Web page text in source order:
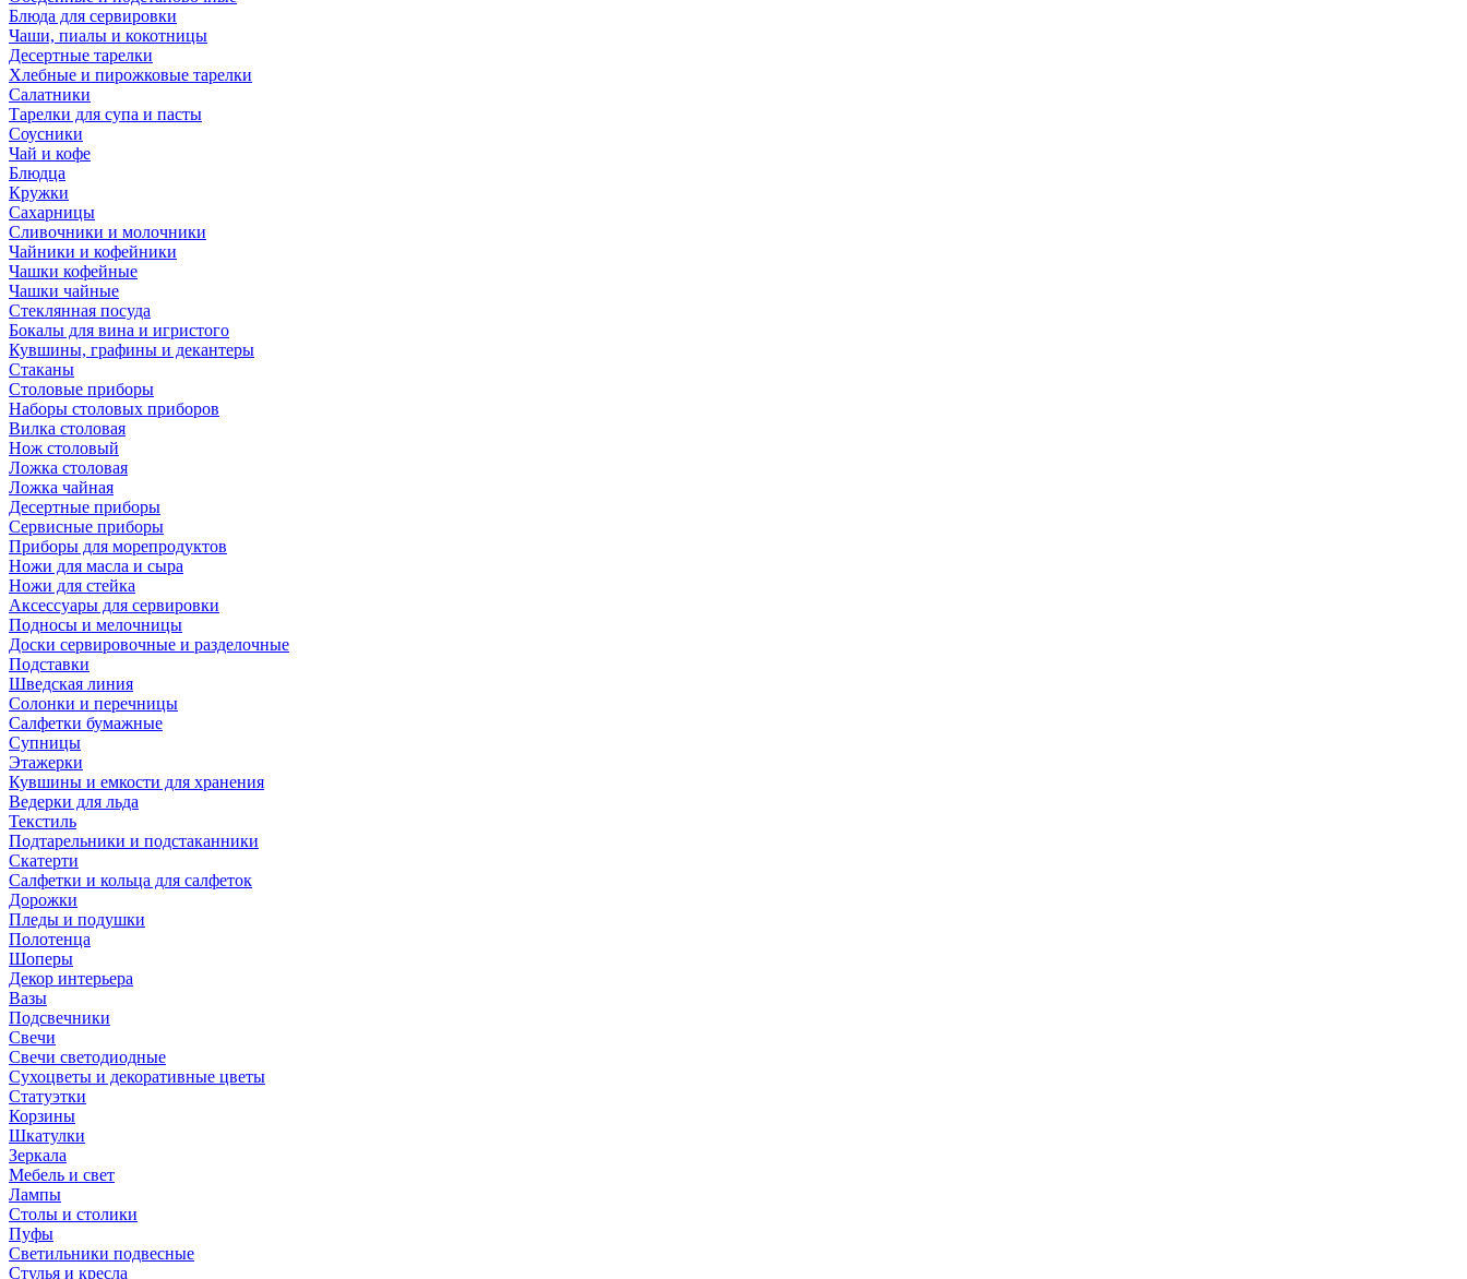
Блюда для сервировки
Чаши, пиалы и кокотницы
Десертные тарелки
Хлебные и пирожковые тарелки
Салатники
Тарелки для супа и пасты
Соусники
Чай и кофе
Блюдца
Кружки
Сахарницы
Сливочники и молочники
Чайники и кофейники
Чашки кофейные
Чашки чайные
Стеклянная посуда
Бокалы для вина и игристого
Кувшины, графины и декантеры
Стаканы
Столовые приборы
Наборы столовых приборов
Вилка столовая
Нож столовый
Ложка столовая
Ложка чайная
Десертные приборы
Сервисные приборы
Приборы для морепродуктов
Ножи для масла и сыра
Ножи для стейка
Аксессуары для сервировки
Подносы и мелочницы
Доски сервировочные и разделочные
Подставки
Шведская линия
Солонки и перечницы
Салфетки бумажные
Супницы
Этажерки
Кувшины и емкости для хранения
Ведерки для льда
Текстиль
Подтарельники и подстаканники
Скатерти
Салфетки и кольца для салфеток
Дорожки
Пледы и подушки
Полотенца
Шоперы
Декор интерьера
Вазы
Подсвечники
Свечи
Свечи светодиодные
Сухоцветы и декоративные цветы
Статуэтки
Корзины
Шкатулки
Зеркала
Мебель и свет
Лампы
Столы и столики
Пуфы
Светильники подвесные
Стулья и кресла